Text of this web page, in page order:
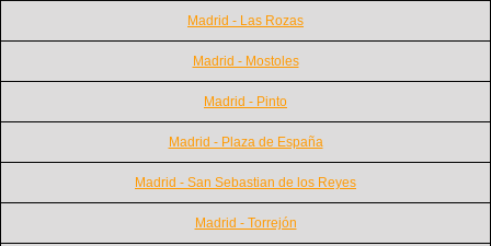
Madrid - Las Rozas
Madrid - Mostoles
Madrid - Pinto
Madrid - Plaza de España
Madrid - San Sebastian de los Reyes
Madrid - Torrejón